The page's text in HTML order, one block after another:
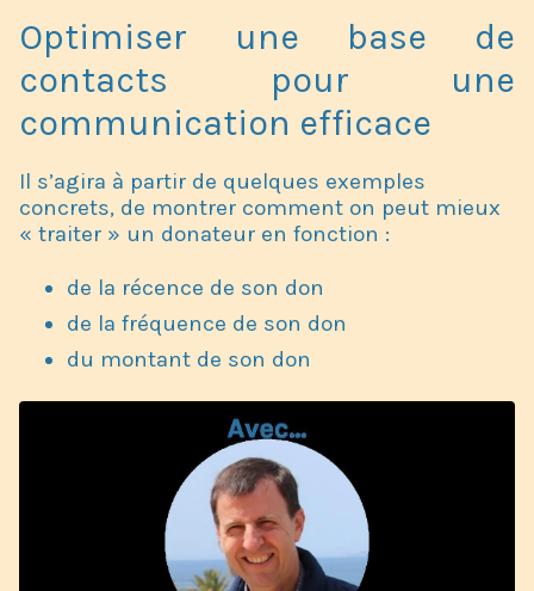
Optimiser une base de
contacts pour une
communication efficace
Il s’agira à partir de quelques exemples
concrets, de montrer comment on peut mieux
« traiter » un donateur en fonction :
de la récence de son don
de la fréquence de son don
du montant de son don